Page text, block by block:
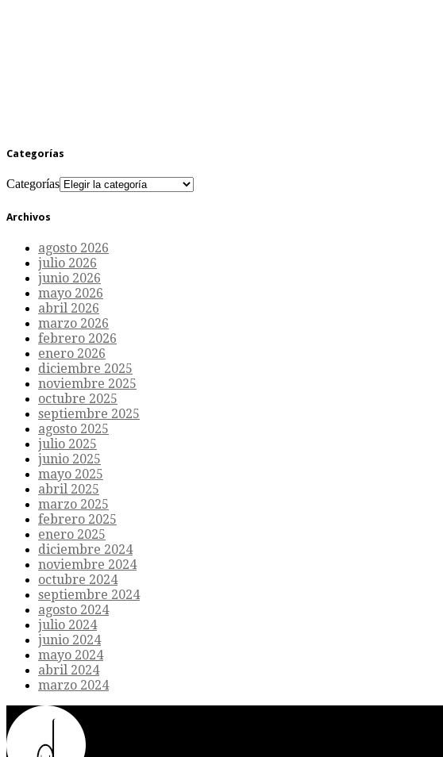
Categorías
Categorías
Archivos
agosto 2026
julio 2026
junio 2026
mayo 2026
abril 2026
marzo 2026
febrero 2026
enero 2026
diciembre 2025
noviembre 2025
octubre 2025
septiembre 2025
agosto 2025
julio 2025
junio 2025
mayo 2025
abril 2025
marzo 2025
febrero 2025
enero 2025
diciembre 2024
noviembre 2024
octubre 2024
septiembre 2024
agosto 2024
julio 2024
junio 2024
mayo 2024
abril 2024
marzo 2024